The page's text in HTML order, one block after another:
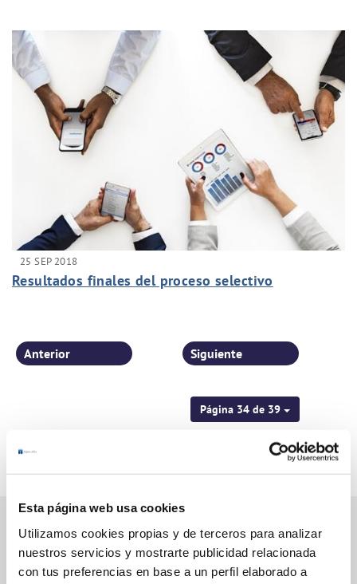
Esta página web usa cookies
Utilizamos cookies propias y de terceros para analizar
nuestros servicios y mostrarte publicidad relacionada
con tus preferencias en base a un perfil elaborado a
25 SEP 2018
Resultados finales del proceso selectivo
Página 34 de 39
Anterior Siguiente
Gestiones Online